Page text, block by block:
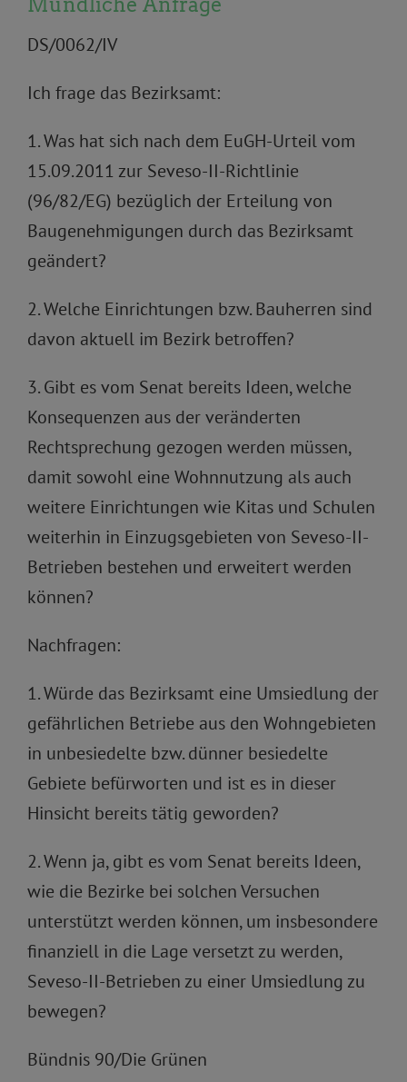
DS/0062/IV
Ich frage das Bezirksamt:
1. Was hat sich nach dem EuGH-Urteil vom
15.09.2011 zur Seveso-II-Richtlinie
(96/82/EG) bezüglich der Erteilung von
Baugenehmigungen durch das Bezirksamt
geändert?
2. Welche Einrichtungen bzw. Bauherren sind
davon aktuell im Bezirk betroffen?
3. Gibt es vom Senat bereits Ideen, welche
Konsequenzen aus der veränderten
Rechtsprechung gezogen werden müssen,
damit sowohl eine Wohnnutzung als auch
weitere Einrichtungen wie Kitas und Schulen
weiterhin in Einzugsgebieten von Seveso-II-
Betrieben bestehen und erweitert werden
können?
Nachfragen:
1. Würde das Bezirksamt eine Umsiedlung der
gefährlichen Betriebe aus den Wohngebieten
in unbesiedelte bzw. dünner besiedelte
Gebiete befürworten und ist es in dieser
Hinsicht bereits tätig geworden?
2. Wenn ja, gibt es vom Senat bereits Ideen,
wie die Bezirke bei solchen Versuchen
unterstützt werden können, um insbesondere
finanziell in die Lage versetzt zu werden,
Seveso-II-Betrieben zu einer Umsiedlung zu
bewegen?
Bündnis 90/Die Grünen